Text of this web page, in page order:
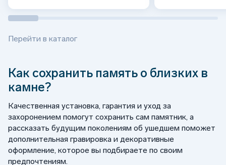
Перейти в каталог
Как сохранить память о близких в
камне?
Качественная установка, гарантия и уход за
захоронением помогут сохранить сам памятник, а
рассказать будущим поколениям об ушедшем поможет
дополнительная гравировка и декоративные
оформление, которое вы подбираете по своим
предпочтениям.